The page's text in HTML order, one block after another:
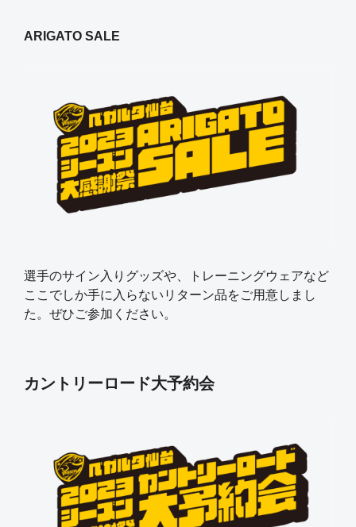
ARIGATO SALE
選手のサイン入りグッズや、トレーニングウェアなど
ここでしか手に入らないリターン品をご用意しまし
た。ぜひご参加ください。
カントリーロード大予約会